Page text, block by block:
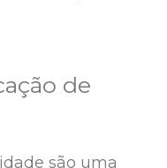
de
são uma